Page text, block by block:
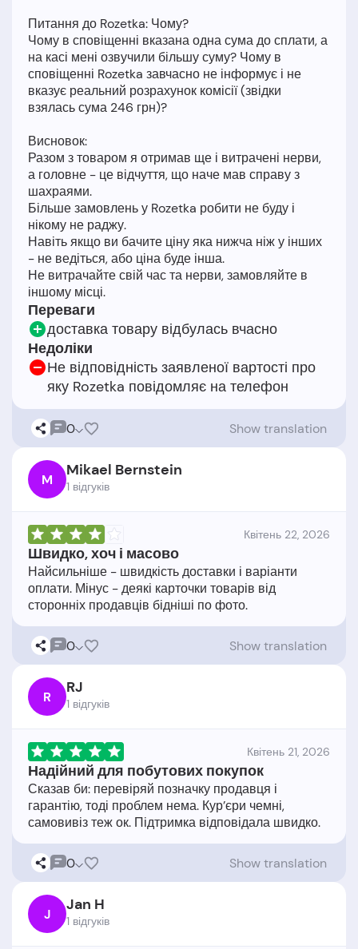
Питання до Rozetka: Чому?
Чому в сповіщенні вказана одна сума до сплати, а
на касі мені озвучили більшу суму? Чому в
сповіщенні Rozetka завчасно не інформує і не
вказує реальний розрахунок комісії (звідки
взялась сума 246 грн)?
Висновок:
Разом з товаром я отримав ще і витрачені нерви,
а головне - це відчуття, що наче мав справу з
шахраями.
Більше замовлень у Rozetka робити не буду і
нікому не раджу.
Навіть якщо ви бачите ціну яка нижча ніж у інших
- не ведіться, або ціна буде інша.
Не витрачайте свій час та нерви, замовляйте в
Переваги
доставка товару відбулась вчасно
Недоліки
Не відповідність заявленої вартості про
яку Rozetka повідомляє на телефон
0 Show translation
M Mikael Bernstein
1 відгукiв
Квітень 22, 2026
Швидко, хоч і масово
Найсильніше - швидкість доставки і варіанти
оплати. Мінус - деякі карточки товарів від
0 Show translation
R RJ
1 відгукiв
Квітень 21, 2026
Надійний для побутових покупок
Сказав би: перевіряй позначку продавця і
гарантію, тоді проблем нема. Кур’єри чемні,
0 Show translation
J Jan H
1 відгукiв